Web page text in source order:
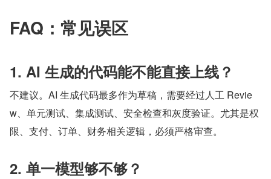
FAQ：常见误区
1. AI 生成的代码能不能直接上线？
不建议。AI 生成代码最多作为草稿，需要经过人工 Revie
w、单元测试、集成测试、安全检查和灰度验证。尤其是权
限、支付、订单、财务相关逻辑，必须严格审查。
2. 单一模型够不够？